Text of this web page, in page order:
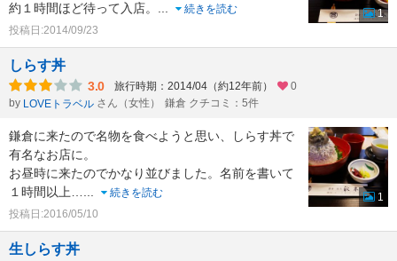
約１時間ほど待って入店。 ...
続きを読む
投稿日:2014/09/23
1
しらす丼
3.0 旅行時期：2014/04（約12年前）
0
by LOVEトラベル さん（女性） 鎌倉 クチコミ：5件
鎌倉に来たので名物を食べようと思い、しらす丼で
有名なお店に。
お昼時に来たのでかなり並びました。名前を書いて
１時間以上…...
続きを読む
投稿日:2016/05/10
1
生しらす丼